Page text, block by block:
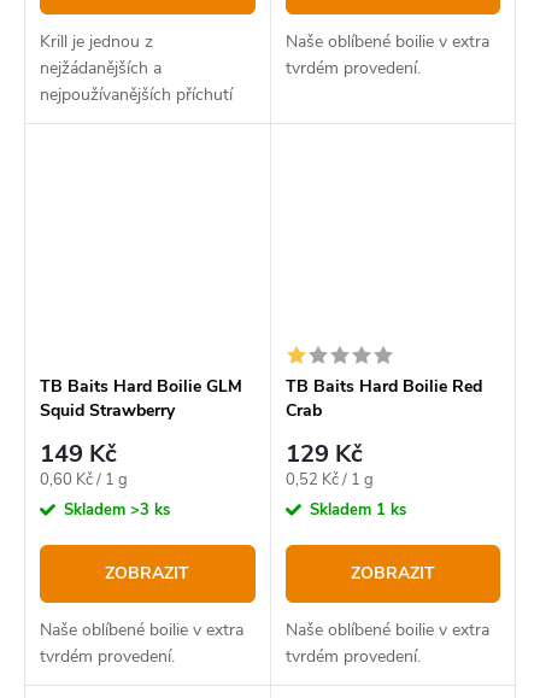
Krill je jednou z
nejžádanějších a
nejpoužívanějších příchutí
pro cílený lov kaprů. Proto
Naše oblíbené boilie v extra
tvrdém provedení.
TB Baits Hard Boilie GLM
Squid Strawberry
149 Kč
Měrná
cena:
0,60 Kč / 1 g
Skladem >3 ks
ZOBRAZIT
Naše oblíbené boilie v extra
tvrdém provedení.
TB Baits Hard Boilie Red
Crab
129 Kč
Měrná
cena:
0,52 Kč / 1 g
Skladem 1 ks
ZOBRAZIT
Naše oblíbené boilie v extra
tvrdém provedení.